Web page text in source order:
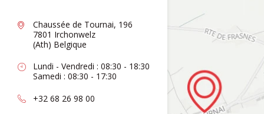
Chaussée de Tournai, 196
7801 Irchonwelz
(Ath) Belgique
Lundi - Vendredi : 08:30 - 18:30
Samedi : 08:30 - 17:30
+32 68 26 98 00